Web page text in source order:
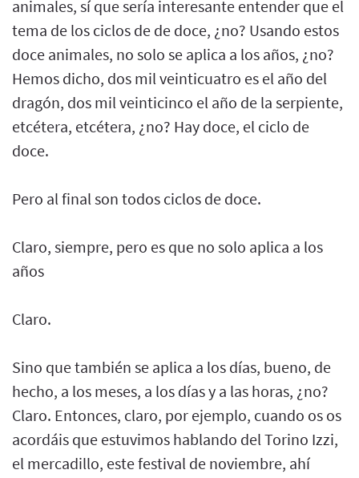
animales, sí que sería interesante entender que el
tema de los ciclos de de doce, ¿no? Usando estos
doce animales, no solo se aplica a los años, ¿no?
Hemos dicho, dos mil veinticuatro es el año del
dragón, dos mil veinticinco el año de la serpiente,
etcétera, etcétera, ¿no? Hay doce, el ciclo de
doce.
Pero al final son todos ciclos de doce.
Claro, siempre, pero es que no solo aplica a los
años
Claro.
Sino que también se aplica a los días, bueno, de
hecho, a los meses, a los días y a las horas, ¿no?
Claro. Entonces, claro, por ejemplo, cuando os os
acordáis que estuvimos hablando del Torino Izzi,
el mercadillo, este festival de noviembre, ahí